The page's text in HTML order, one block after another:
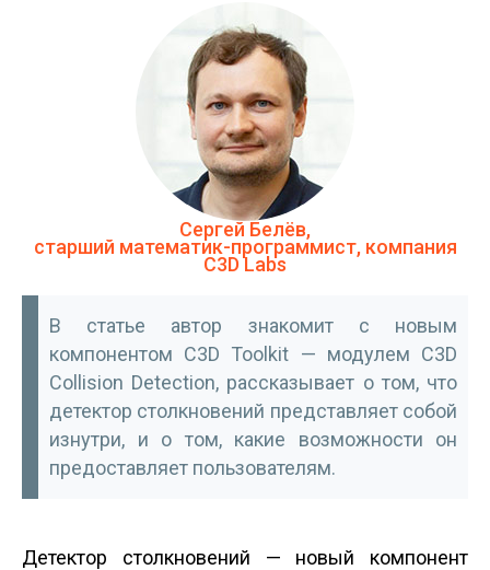
Сергей Белёв,
старший математик-программист, компания
C3D Labs
В статье автор знакомит с новым
компонентом C3D Toolkit — модулем C3D
Collision Detection, рассказывает о том, что
детектор столкновений представляет собой
изнутри, и о том, какие возможности он
предоставляет пользователям.
Детектор столкновений — новый компонент